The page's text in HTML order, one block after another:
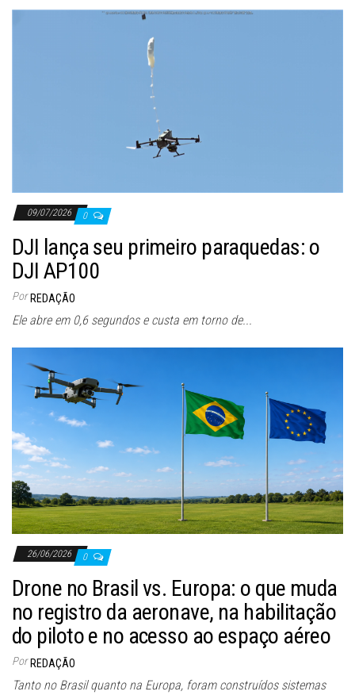
09/07/2026 0
DJI lança seu primeiro paraquedas: o
DJI AP100
Por REDAÇÃO
Ele abre em 0,6 segundos e custa em torno de...
26/06/2026 0
Drone no Brasil vs. Europa: o que muda
no registro da aeronave, na habilitação
do piloto e no acesso ao espaço aéreo
Por REDAÇÃO
Tanto no Brasil quanto na Europa, foram construídos sistemas